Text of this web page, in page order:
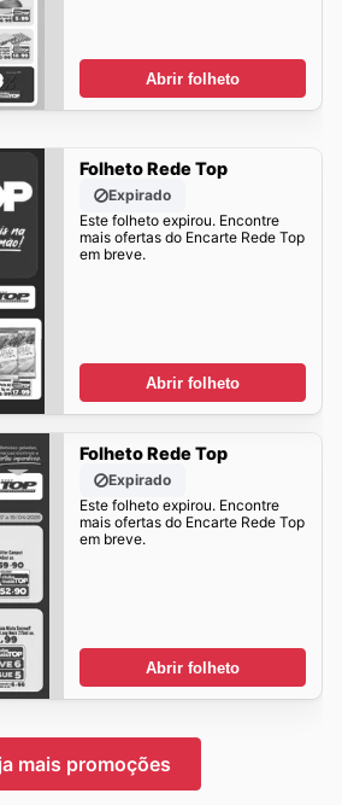
Abrir folheto
Folheto Rede Top
Expirado
Este folheto expirou. Encontre
mais ofertas do Encarte Rede Top
em breve.
Abrir folheto
Folheto Rede Top
Expirado
Este folheto expirou. Encontre
mais ofertas do Encarte Rede Top
em breve.
Abrir folheto
mais promoções